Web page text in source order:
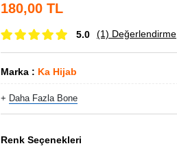
180,00 TL
5.0 (1) Değerlendirme
Marka : Ka Hijab
+ Daha Fazla Bone
Renk Seçenekleri